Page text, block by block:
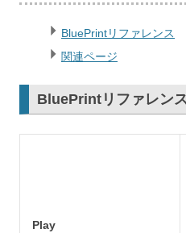
BluePrintリファレンス
関連ページ
BluePrintリファレン
Play